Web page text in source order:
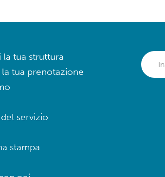
la tua struttura
la tua prenotazione
servizio
stampa